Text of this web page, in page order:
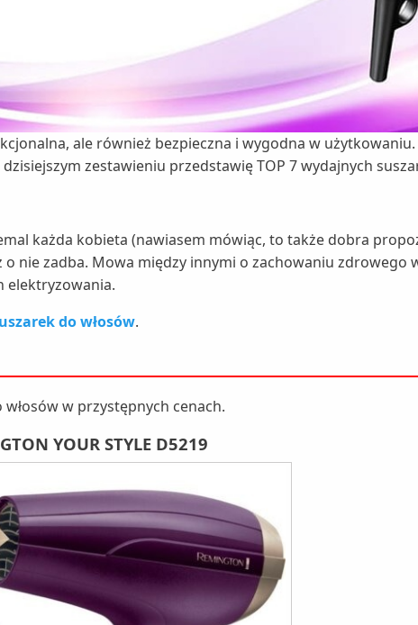
ale również bezpieczna i wygodna w
zestawieniu przedstawię TOP 7 wydajnych
każda kobieta (nawiasem mówiąc, to także dobra
o nie zadba. Mowa między innymi o zachowaniu zdrowego
elektryzowania.
do włosów.
w przystępnych cenach.
YOUR STYLE D5219